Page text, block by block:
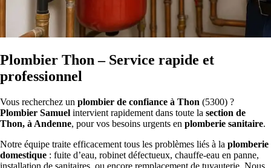
Plombier Thon – Service rapide et
professionnel
Vous recherchez un plombier de confiance à Thon (5300) ?
Plombier Samuel intervient rapidement dans toute la section de
Thon, à Andenne, pour vos besoins urgents en plomberie sanitaire.
Notre équipe traite efficacement tous les problèmes liés à la plomberie
domestique : fuite d’eau, robinet défectueux, chauffe-eau en panne,
installation de sanitaires, ou encore remplacement de tuyauterie. Nous